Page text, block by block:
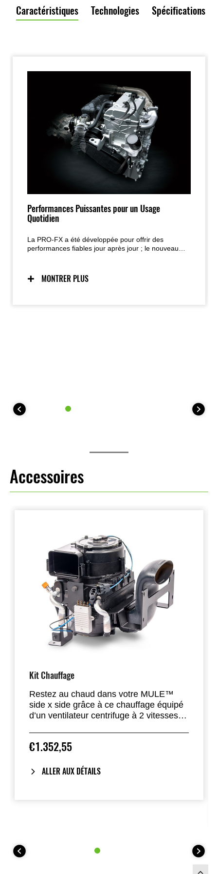
Caractéristiques Technologies Spécifications
Performances Puissantes pour un Usage
Quotidien
La PRO-FX a été développée pour offrir des
performances fiables jour après jour ; le nouveau
châssis rigide et la course de suspension accrue
inspirent confiance sur les terrains difficiles.
MONTRER PLUS
Accessoires
Kit Chauffage
Restez au chaud dans votre MULE™
side x side grâce à ce chauffage équipé
d’un ventilateur centrifuge à 2 vitesses.
monte sous le siège passager à l’aide du
Peut être utilisé seul ou comme
€1.352,55
ALLER AUX DÉTAILS